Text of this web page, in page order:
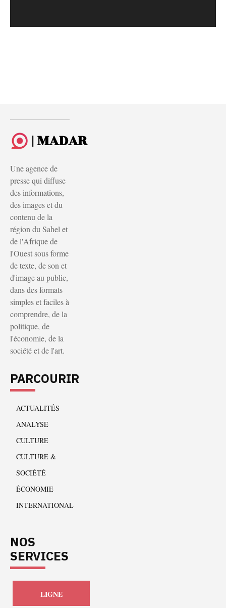
| MADAR
Une agence de
presse qui diffuse
des informations,
des images et du
contenu de la
région du Sahel et
de l'Afrique de
l'Ouest sous forme
de texte, de son et
d'image au public,
dans des formats
simples et faciles à
comprendre, de la
politique, de
l'économie, de la
société et de l'art.
PARCOURIR
ACTUALITÉS
ANALYSE
CULTURE
CULTURE &
SOCIÉTÉ
ÉCONOMIE
INTERNATIONAL
NOS
SERVICES
LIGNE